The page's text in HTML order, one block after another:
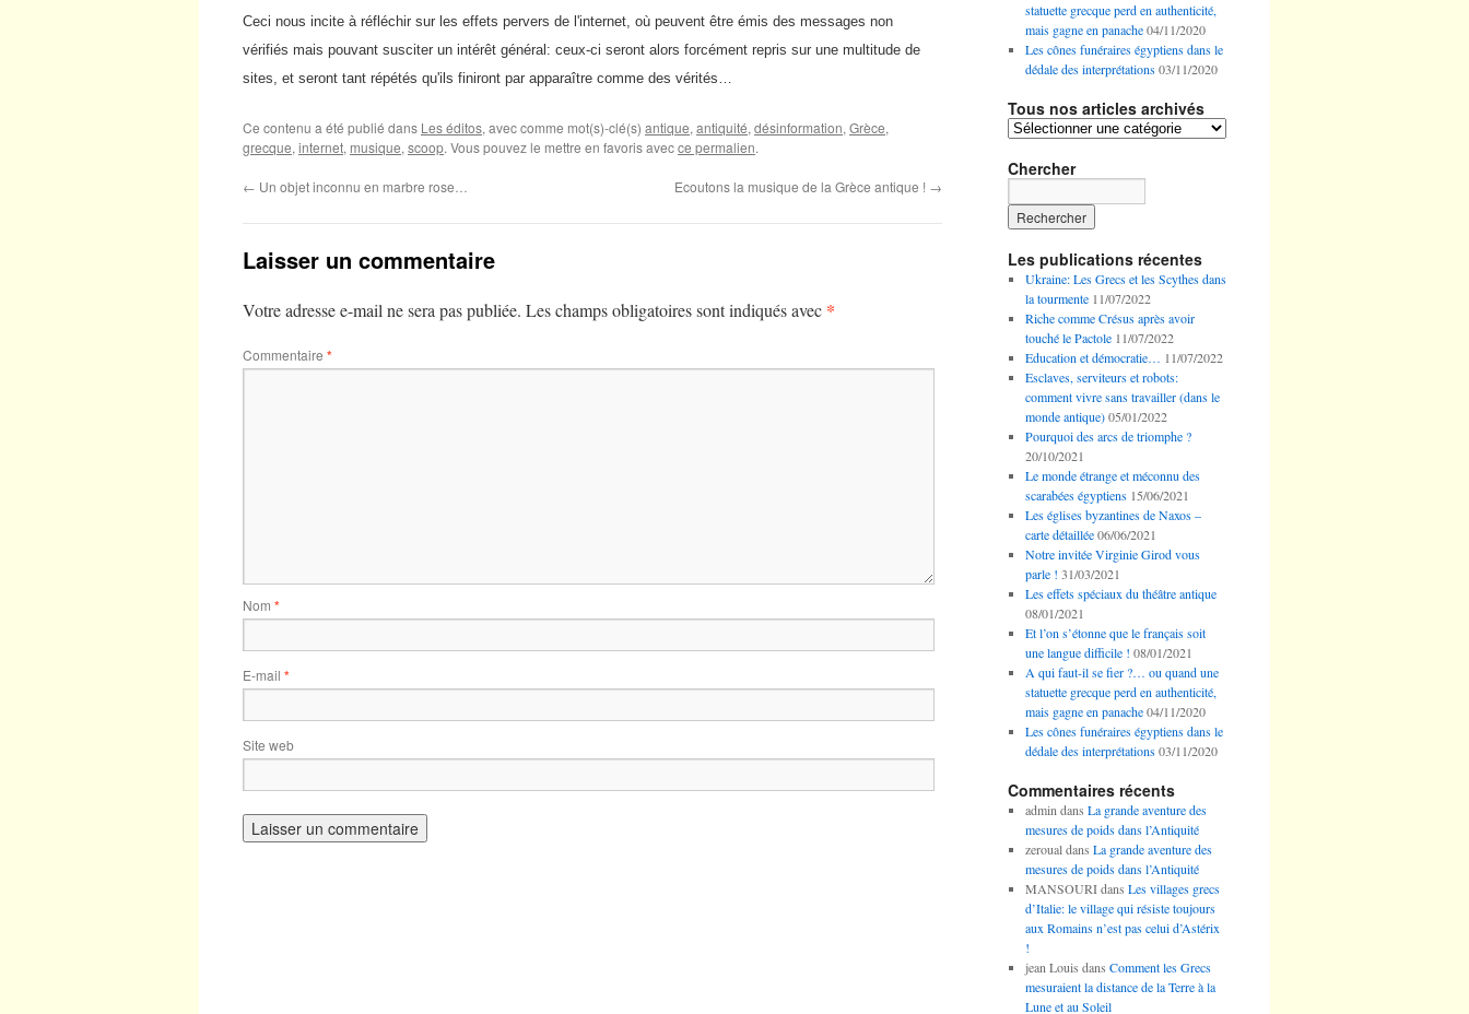
Ceci nous incite à réfléchir sur les effets pervers de l'internet, où peuvent être émis des messages non
vérifiés mais pouvant susciter un intérêt général: ceux-ci seront alors forcément repris sur une multitude de
sites, et seront tant répétés qu'ils finiront par apparaître comme des vérités…
Ce contenu a été publié dans Les éditos, avec comme mot(s)-clé(s) antique, antiquité, désinformation, Grèce,
grecque, internet, musique, scoop. Vous pouvez le mettre en favoris avecce permalien.
← Un objet inconnu en marbre rose… Ecoutons la musique de la Grèce antique ! →
Laisser un commentaire
Votre adresse e-mail ne sera pas publiée. Les champs obligatoires sont indiqués avec *
Commentaire *
Nom *
E-mail *
Site web
statuette grecque perd en authenticité,
mais gagne en panache 04/11/2020
Les cônes funéraires égyptiens dans le
dédale des interprétations 03/11/2020
Tous nos articles archivés
Tous
articles
Chercher
Les publications récentes
Ukraine: Les Grecs et les Scythes dans
la tourmente 11/07/2022
Riche comme Crésus après avoir
touché le Pactole 11/07/2022
Education et démocratie… 11/07/2022
Esclaves, serviteurs et robots:
comment vivre sans travailler (dans le
monde antique) 05/01/2022
Pourquoi des arcs de triomphe ?
20/10/2021
Le monde étrange et méconnu des
scarabées égyptiens 15/06/2021
Les églises byzantines de Naxos –
carte détaillée 06/06/2021
Notre invitée Virginie Girod vous
parle ! 31/03/2021
Les effets spéciaux du théâtre antique
08/01/2021
Et l’on s’étonne que le français soit
une langue difficile ! 08/01/2021
A qui faut-il se fier ?… ou quand une
statuette grecque perd en authenticité,
mais gagne en panache 04/11/2020
Les cônes funéraires égyptiens dans le
dédale des interprétations 03/11/2020
Commentaires récents
admin dans La grande aventure des
mesures de poids dans l’Antiquité
zeroualdans La grande aventure des
mesures de poids dans l’Antiquité
MANSOURIdans Les villages grecs
d’Italie: le village qui résiste toujours
aux Romains n’est pas celui d’Astérix
!
jean Louis dans Comment les Grecs
mesuraient la distance de la Terre à la
Lune et au Soleil